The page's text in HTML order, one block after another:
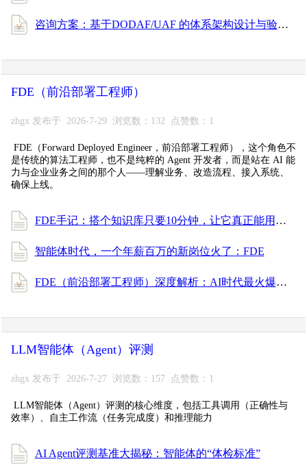
咨询方案：基于DODAF/UAF 的体系架构设计与验证
FDE（前沿部署工程师）
zhgx 发布于 2026-7-29 浏览数：132 点赞数：1
FDE（Forward Deployed Engineer，前沿部署工程师），这个角色不
是传统的算法工程师，也不是纯粹的 Agent 开发者，而是站在 AI 能
力与企业业务之间的那个人——理解业务、改造流程、接入系统、
确保上线。
FDE手记：搭个知识库只要10分钟，让它真正能用却花了一周
智能体时代，一个年薪百万的新岗位火了：FDE
FDE（前沿部署工程师）深度解析：AI时代最火爆的新型技术人才
LLM智能体（Agent）评测
zhgx 发布于 2026-7-27 浏览数：157 点赞数：1
LLM智能体（Agent）评测的核心维度，包括工具调用（正确性与
效率）、自主工作流（任务完成度）和推理能力
AI Agent评测基准大揭秘：智能体的“体检标准”